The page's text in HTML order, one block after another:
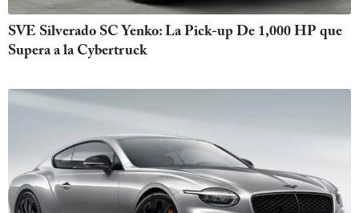
SVE Silverado SC Yenko: La Pick-up De 1,000 HP que
Supera a la Cybertruck